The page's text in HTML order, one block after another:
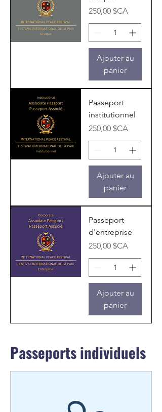
Prix
250,00 $CA
Ajouter au
panier
Passeport
institutionnel
Prix
250,00 $CA
Ajouter au
panier
Passeport
d'entreprise
Prix
250,00 $CA
Ajouter au
panier
Passeports individuels